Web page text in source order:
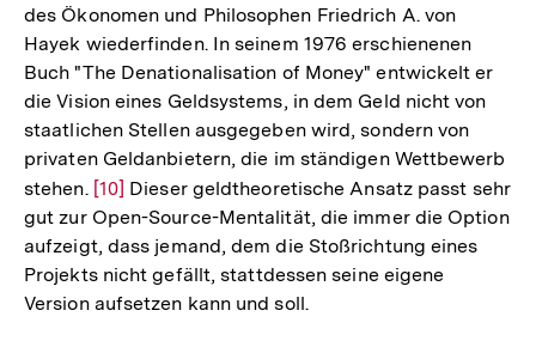
des Ökonomen und Philosophen Friedrich A. von
Hayek wiederfinden. In seinem 1976 erschienenen
Buch "The Denationalisation of Money" entwickelt er
die Vision eines Geldsystems, in dem Geld nicht von
staatlichen Stellen ausgegeben wird, sondern von
privaten Geldanbietern, die im ständigen Wettbewerb
stehen. Zur
Auflösung
der
Fußnote
[10] Dieser geldtheoretische Ansatz passt sehr
gut zur Open-Source-Mentalität, die immer die Option
aufzeigt, dass jemand, dem die Stoßrichtung eines
Projekts nicht gefällt, stattdessen seine eigene
Version aufsetzen kann und soll.